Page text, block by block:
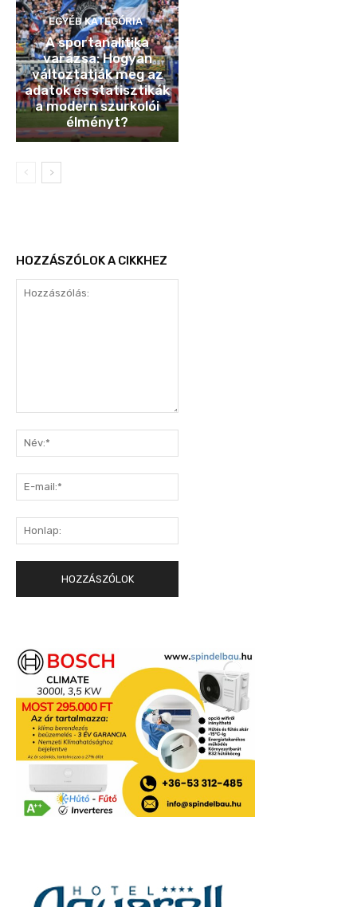
EGYÉB KATEGÓRIA
A sportanalitika
varázsa: Hogyan
változtatják meg az
adatok és statisztikák
a modern szurkolói
élményt?
HOZZÁSZÓLOK A CIKKHEZ
mail:*